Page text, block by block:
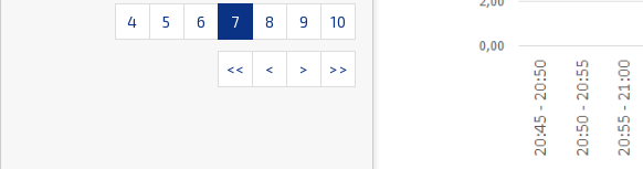
4 5 6 7 8 9 10
<< < > >>